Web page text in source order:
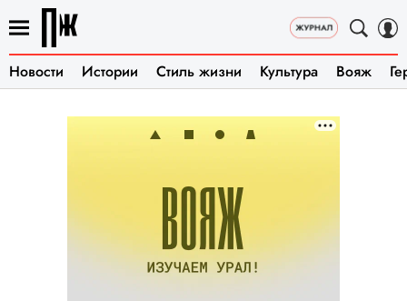
Новости Истории Стиль жизни Культура Вояж